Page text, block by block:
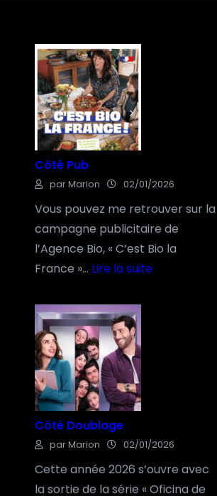
Côté Pub
par Marion 02/01/2026
Vous pouvez me retrouver sur la
campagne publicitaire de
l’Agence Bio, « C’est Bio la
France »… Lire la suite
Côté Doublage
par Marion 02/01/2026
Cette année 2026 s’ouvre avec
la sortie de la série « Oficina de